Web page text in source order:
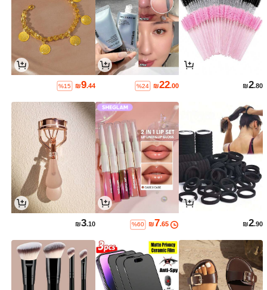
₪2.80
₪22.00
%24
₪9.44
%15
₪2.90
₪7.65
%60
₪3.10